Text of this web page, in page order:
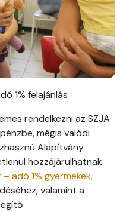
1% felajánlás
rendelkezni az SZJA
mégis valódi
Alapítvány
hozzájárulhatnak
adó 1% gyermekek,
valamint a